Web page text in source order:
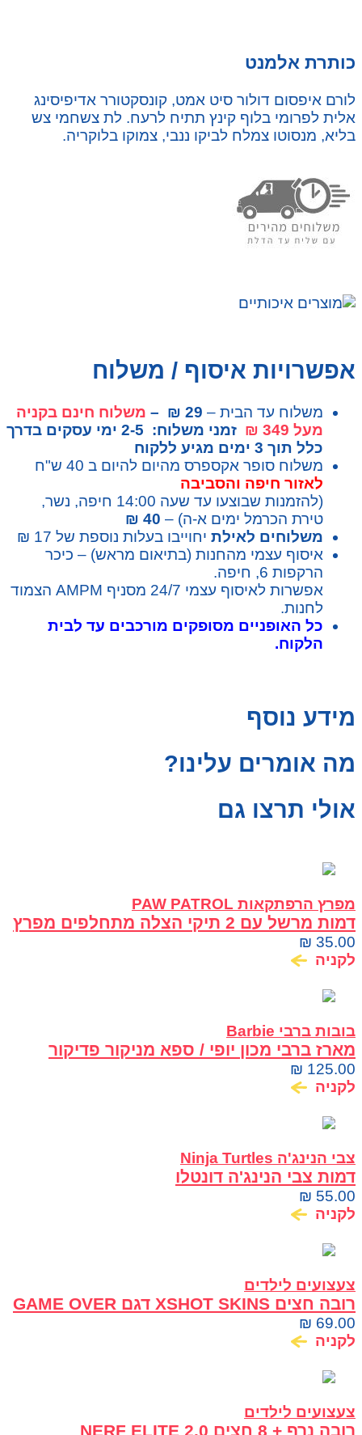
כותרת אלמנט
לורם איפסום דולור סיט אמט, קונסקטורר אדיפיסינג
אלית לפרומי בלוף קינץ תתיח לרעח. לת צשחמי צש
בליא, מנסוטו צמלח לביקו ננבי, צמוקו בלוקריה.
אפשרויות איסוף / משלוח
משלוח עד הבית – 29 ₪ –
משלוח חינם בקניה
מעל 349 ₪
זמני משלוח: 2-5 ימי עסקים בדרך
כלל תוך 3 ימים מגיע ללקוח
משלוח סופר אקספרס מהיום להיום ב 40 ש"ח
לאזור חיפה והסביבה
(להזמנות שבוצעו עד שעה 14:00 חיפה, נשר,
טירת הכרמל ימים א-ה) – 40 ₪
משלוחים לאילתיחוייבו בעלות נוספת של 17 ₪
איסוף עצמי מהחנות (בתיאום מראש) – כיכר
הרקפות 6, חיפה.
אפשרות לאיסוף עצמי 24/7 מסניף AMPM הצמוד
לחנות.
כל האופניים מסופקים מורכבים עד לבית
הלקוח.
מידע נוסף
מה אומרים עלינו?
אולי תרצו גם
מפרץ הרפתקאות PAW PATROL
דמות מרשל עם 2 תיקי הצלה מתחלפים מפרץ
ההרפתקאות PAW Patrol
₪ 35.00
לקניה
בובות ברבי Barbie
מארז ברבי מכון יופי / ספא מניקור פדיקור
Barbie
₪ 125.00
לקניה
צבי הנינג'ה Ninja Turtles
דמות צבי הנינג'ה דונטלו
₪ 55.00
לקניה
צעצועים לילדים
רובה חצים XSHOT SKINS דגם GAME OVER
₪ 69.00
לקניה
צעצועים לילדים
רובה נרף + 8 חצים NERF ELITE 2.0